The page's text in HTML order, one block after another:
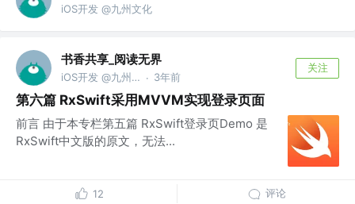
iOS开发 @九州文化
书香共享_阅读无界
iOS开发 @九州文化 · 3年前
关注
第六篇 RxSwift采用MVVM实现登录页面
前言 由于本专栏第五篇 RxSwift登录页Demo 是
RxSwift中文版的原文，无法...
12 评论